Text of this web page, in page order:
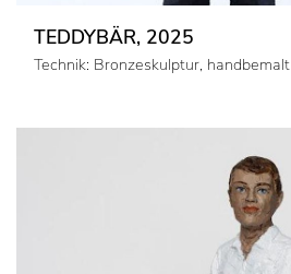
TEDDYBÄR, 2025
Technik: Bronzeskulptur, handbemalt